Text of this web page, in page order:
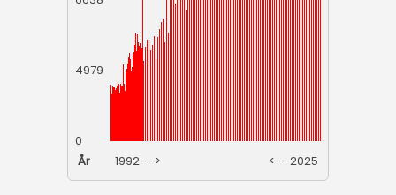
4979
0
År
1992 --> <-- 2025